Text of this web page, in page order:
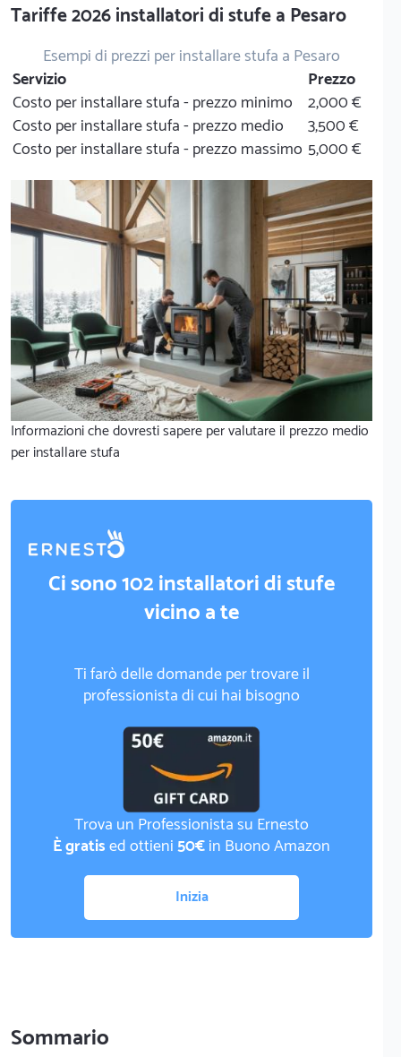
Tariffe 2026 installatori di stufe a Pesaro
Esempi di prezzi per installare stufa a Pesaro
Servizio
Prezzo
Costo per installare stufa - prezzo minimo 2,000 €
Costo per installare stufa - prezzo medio
3,500 €
Costo per installare stufa - prezzo massimo 5,000 €
Informazioni che dovresti sapere per valutare il prezzo medio
per installare stufa
Ci sono 102 installatori di stufe
vicino a te
Ti farò delle domande per trovare il
professionista di cui hai bisogno
Trova un Professionista su Ernesto
È gratised ottieni50€in Buono Amazon
Inizia
Sommario